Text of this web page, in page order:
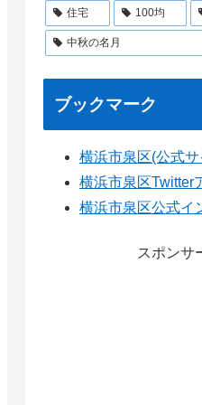
住宅 100均
中秋の名月
ブックマーク
横浜市泉区(公式
横浜市泉区Twitter
横浜市泉区公式イ
スポンサ